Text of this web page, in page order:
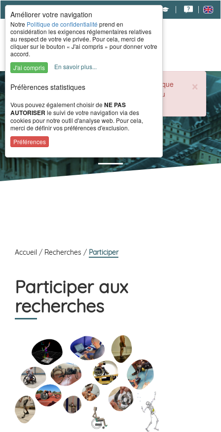
×
Durant la période estivale, l'accueil téléphonique
du CERAH est ouvert de 8h à 16h du lundi au
vendredi.
Accueil / Recherches / Participer
Participer aux
recherches
Améliorer votre navigation
Notre Politique de confidentialité prend en
considération les exigences réglementaires relatives
au respect de votre vie privée. Pour cela, merci de
cliquer sur le bouton « J'ai compris » pour donner votre
accord.
J'ai compris
En savoir plus...
Préfèrences statistiques
Vous pouvez également choisir de NE PAS
AUTORISER le suivi de votre navigation via des
cookies pour notre outil d'analyse web. Pour cela,
merci de définir vos préférences d'exclusion.
Préférences